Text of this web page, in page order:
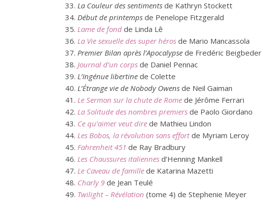
La Couleur des sentiments de Kathryn Stockett
Début de printemps de Penelope Fitzgerald
Lame de fond de Linda Lê
La Vie sexuelle des super héros de Mario Mancassola
Premier Bilan après l’Apocalypse de Fredéric Beigbeder
Journal d’un corps de Daniel Pennac
L’Ingénue libertine de Colette
L’Étrange vie de Nobody Owens de Neil Gaiman
Le Sermon sur la chute de Rome de Jérôme Ferrari
La Solitude des nombres premiers de Paolo Giordano
Ce qu’aimer veut dire de Mathieu Lindon
Les Bobos, la révolution sans effortde Myriam Leroy
Fahrenheit 451 de Ray Bradbury
Les Chaussures italiennes d’Henning Mankell
Le Caveau de famille de Katarina Mazetti
Charly 9 de Jean Teulé
Twilight – Révélation (tome 4) de Stephenie Meyer